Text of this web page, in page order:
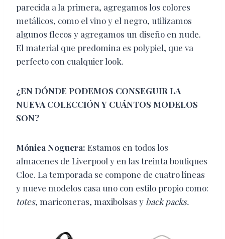
parecida a la primera, agregamos los colores
metálicos, como el vino y el negro, utilizamos
algunos flecos y agregamos un diseño en nude.
El material que predomina es polypiel, que va
perfecto con cualquier look.
¿EN DÓNDE PODEMOS CONSEGUIR LA
NUEVA COLECCIÓN Y CUÁNTOS MODELOS
SON?
Mónica Noguera: Estamos en todos los
almacenes de Liverpool y en las treinta boutiques
Cloe. La temporada se compone de cuatro líneas
y nueve modelos casa uno con estilo propio como:
totes, mariconeras, maxibolsas y back packs.